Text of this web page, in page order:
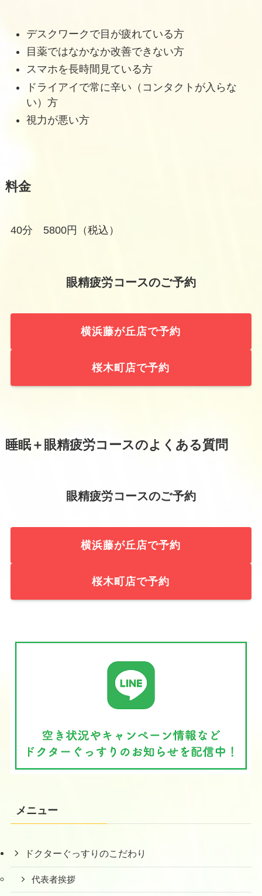
デスクワークで目が疲れている方
目薬ではなかなか改善できない方
スマホを長時間見ている方
ドライアイで常に辛い（コンタクトが入らな
い）方
視力が悪い方
料金
40分 5800円（税込）
眼精疲労コースのご予約
横浜藤が丘店で予約
桜木町店で予約
睡眠＋眼精疲労コースのよくある質問
眼精疲労コースのご予約
横浜藤が丘店で予約
桜木町店で予約
メニュー
ドクターぐっすりのこだわり
代表者挨拶